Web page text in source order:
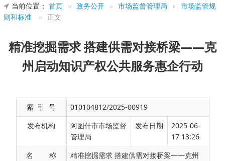
当前位置： 首页 » 政务公开 » 市场监督管理局 » 市场监管规
则和标准
» 正文
精准挖掘需求 搭建供需对接桥梁——克
州启动知识产权公共服务惠企行动
索 引 号
010104812/2025-00919
发布机构
阿图什市市场监督
管理局
发布日期
2025-06-
17 13:26
名 称
精准挖掘需求 搭建供需对接桥梁——克州